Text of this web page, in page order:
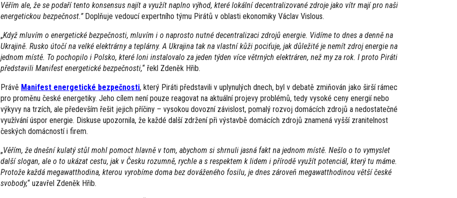
Věřím ale, že se podaří tento konsensus najít a využít naplno výhod, které lokální decentralizované zdroje jako vítr mají pro naši
energetickou bezpečnost.”Doplňuje vedoucí expertního týmu Pirátů v oblasti ekonomiky Václav Vislous.
„Když mluvím o energetické bezpečnosti, mluvím i o naprosto nutné decentralizaci zdrojů energie. Vidíme to dnes a denně na
Ukrajině. Rusko útočí na velké elektrárny a teplárny. A Ukrajina tak na vlastní kůži pociťuje, jak důležité je nemít zdroj energie na
jednom místě. To pochopilo i Polsko, které loni instalovalo za jeden týden více větrných elektráren, než my za rok. I proto Piráti
představili Manifest energetické bezpečnosti,“ řekl Zdeněk Hřib.
Právě Manifest energetické bezpečnosti, který Piráti představili v uplynulých dnech, byl v debatě zmiňován jako širší rámec
pro proměnu české energetiky. Jeho cílem není pouze reagovat na aktuální projevy problémů, tedy vysoké ceny energií nebo
výkyvy na trzích, ale především řešit jejich příčiny – vysokou dovozní závislost, pomalý rozvoj domácích zdrojů a nedostatečné
využívání úspor energie. Diskuse upozornila, že každé další zdržení při výstavbě domácích zdrojů znamená vyšší zranitelnost
českých domácností i firem.
„Věřím, že dnešní kulatý stůl mohl pomoct hlavně v tom, abychom si shrnuli jasná fakt na jednom místě. Nešlo o to vymyslet
další slogan, ale o to ukázat cestu, jak v Česku rozumně, rychle a s respektem k lidem i přírodě využít potenciál, který tu máme.
Protože každá megawatthodina, kterou vyrobíme doma bez dováženého fosilu, je dnes zároveň megawatthodinou větší české
svobody,“ uzavřel Zdeněk Hřib.